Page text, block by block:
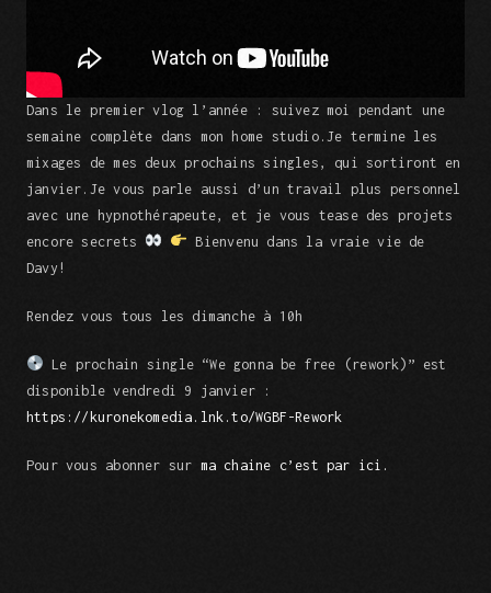
Dans le premier vlog l’année : suivez moi pendant une
semaine complète dans mon home studio.Je termine les
mixages de mes deux prochains singles, qui sortiront en
janvier.Je vous parle aussi d’un travail plus personnel
avec une hypnothérapeute, et je vous tease des projets
encore secrets
Bienvenu dans la vraie vie de
Davy!
Rendez vous tous les dimanche à 10h
Le prochain single “We gonna be free (rework)” est
disponible vendredi 9 janvier :
https://kuronekomedia.lnk.to/WGBF-Rework
Pour vous abonner sur ma chaine c’est par ici.